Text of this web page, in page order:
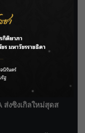
ครงการประตู
นอะไรหลังจาก
รหุบกะพง–ห้วย
ส่งซิงเกิลใหม่สุดส